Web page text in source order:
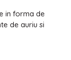
in forma de
de auriu si